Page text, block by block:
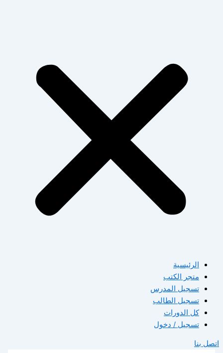
الرئيسية
متجر الكتب
تسجيل المدرس
تسجيل الطالب
كل الدورات
تسجيل / دخول
اتصل بنا